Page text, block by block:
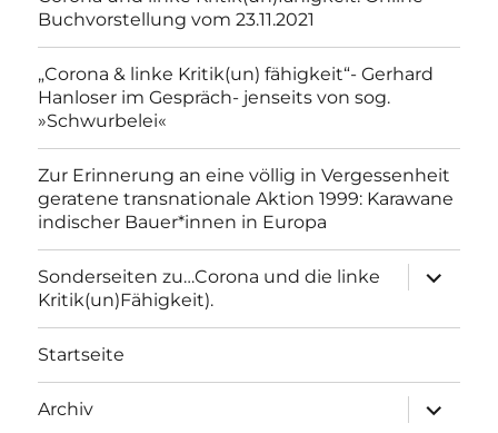
Buchvorstellung vom 23.11.2021
„Corona & linke Kritik(un) fähigkeit“- Gerhard
Hanloser im Gespräch- jenseits von sog.
»Schwurbelei«
Zur Erinnerung an eine völlig in Vergessenheit
geratene transnationale Aktion 1999: Karawane
indischer Bauer*innen in Europa
Sonderseiten zu…Corona und die linke
Kritik(un)Fähigkeit).
anzeigen
Startseite
Archiv
anzeigen